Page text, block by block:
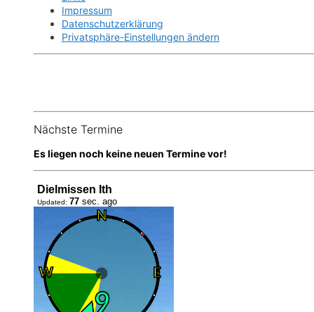
Impressum
Datenschutzerklärung
Privatsphäre-Einstellungen ändern
Nächste Termine
Es liegen noch keine neuen Termine vor!